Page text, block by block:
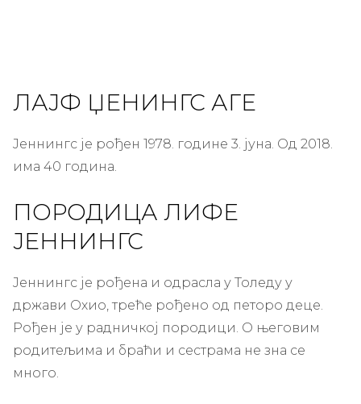
ЛАЈФ ЏЕНИНГС АГЕ
Јеннингс је рођен 1978. године 3. јуна. Од 2018.
има 40 година.
ПОРОДИЦА ЛИФЕ
ЈЕННИНГС
Јеннингс је рођена и одрасла у Толеду у
држави Охио, треће рођено од петоро деце.
Рођен је у радничкој породици. О његовим
родитељима и браћи и сестрама не зна се
много.